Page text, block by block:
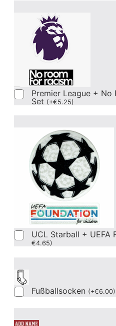
Premier League + No
Set (+€5.25)
UCL Starball + UEFA
€4.65)
Fußballsocken (+€6.00)